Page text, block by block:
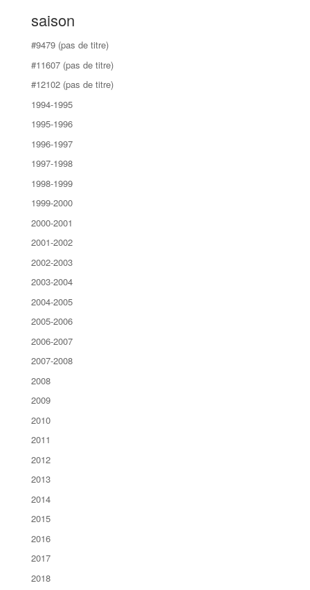
saison
#9479 (pas de titre)
#11607 (pas de titre)
#12102 (pas de titre)
1994-1995
1995-1996
1996-1997
1997-1998
1998-1999
1999-2000
2000-2001
2001-2002
2002-2003
2003-2004
2004-2005
2005-2006
2006-2007
2007-2008
2008
2009
2010
2011
2012
2013
2014
2015
2016
2017
2018